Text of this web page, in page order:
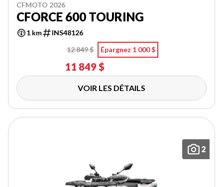
CFMOTO 2026
CFORCE 600 TOURING
1 km
INS48126
12 849 $
Épargnez 1 000 $
11 849 $
VOIR LES DÉTAILS
2